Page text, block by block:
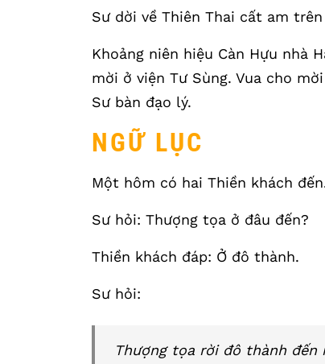
Sư dời về Thiên Thai cất am
Khoảng niên hiệu Càn Hựu nhà
mời ở viện Tư Sùng. Vua cho
Sư bàn đạo lý.
NGỮ LỤC
Một hôm có hai Thiền khách
Sư hỏi: Thượng tọa ở đâu đến?
Thiền khách đáp: Ở đô thành.
Sư hỏi:
Thượng tọa rời đô thành